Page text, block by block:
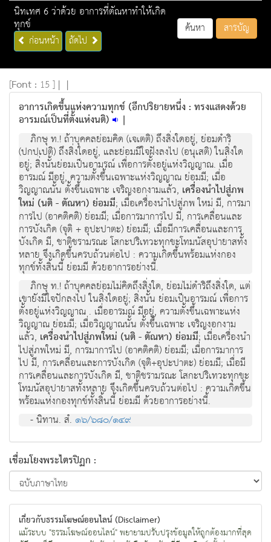
นิทเทศ 6 ว่าด้วย อาการที่ตัณหาทำให้เกิด
ทุกข์
ก่อนหน้า ถัดไป
ค้นหา สารบัญ
[Font : 15 ] | |
อาการเกิดขึ้นแห่งความทุกข์ (อีกปริยายหนึ่ง : ทรงแสดงด้วย
อารมณ์เป็นที่ตั้งแห่งนติ) |
ภิกษุ ท.! ถ้าบุคคลย่อมคิด (เจเตติ) ถึงสิ่งใดอยู่, ย่อมดำริ
(ปกปฺเปติ) ถึงสิ่งใดอยู่, และย่อมมีใจฝังลงไป (อนุเสติ) ในสิ่งใด
อยู่; สิ่งนั้นย่อมเป็นอามรณ์ เพื่อการตั้งอยู่แห่งวิญญาณ. เมื่อ
อารมณ์ มีอยู่, ความตั้งขึ้นเฉพาะแห่งวิญญาณ ย่อมมี; เมื่อ
วิญญาณนั้น ตั้งขึ้นเฉพาะ เจริญงอกงามแล้ว, เครื่องนำไปสู่ภพ
ใหม่ (นติ - ตัณหา) ย่อมมี; เมื่อเครื่องนำไปสู่ภพ ใหม่ มี, การมา
การไป (อาคติคติ) ย่อมมี; เมื่อการมาการไป มี, การเคลื่อนและ
การบังเกิด (จุติ + อุปะปาตะ) ย่อมมี; เมื่อมีการเคลื่อนและการ
บังเกิด มี, ชาติชรามรณะ โสกะปริเทวะทุกขะโทมนัสอุปายาสทั้ง
หลาย จึงเกิดขึ้นครบถ้วนต่อไป : ความเกิดขึ้นพร้อมแห่งกอง
ทุกข์ทั้งสิ้นนี้ ย่อมมี ด้วยอาการอย่างนี้.
ภิกษุ ท.! ถ้าบุคคลย่อมไม่คิดถึงสิ่งใด, ย่อมไม่ดำริถึงสิ่งใด, แต่
เขายังมีใจปักลงไป ในสิ่งใดอยู่; สิ่งนั้น ย่อมเป็นอารมณ์ เพื่อการ
ตั้งอยู่แห่งวิญญาณ . เมื่ออารมณ์ มีอยู่, ความตั้งขึ้นเฉพาะแห่ง
วิญญาณ ย่อมมี; เมื่อวิญญาณนั้น ตั้งขึ้นเฉพาะ เจริญงอกงาม
แล้ว, เครื่องนำไปสู่ภพใหม่ (นติ - ตัณหา) ย่อมมี; เมื่อเครื่องนำ
ไปสู่ภพใหม่ มี, การมาการไป (อาคติคติ) ย่อมมี; เมื่อการมาการ
ไป มี, การเคลื่อนและการบังเกิด (จุติ+อุปะปาตะ) ย่อมมี; เมื่อมี
การเคลื่อนและการบังเกิด มี, ชาติชรามรณะ โสกะปริเทวะทุกขะ
โทมนัสอุปายาสทั้งหลาย จึงเกิดขึ้นครบถ้วนต่อไป : ความเกิดขึ้น
พร้อมแห่งกองทุกข์ทั้งสิ้นนี้ ย่อมมี ด้วยอาการอย่างนี้.
- นิทาน. สํ.๑๖/๖๘๐/๑๔๙
เชื่อมโยงพระไตรปิฏก :
เกี่ยวกับธรรมโฆษณ์ออนไลน์ (Disclaimer)
แม้ระบบ "ธรรมโฆษณ์ออนไลน์" พยายามปรับปรุงข้อมูลให้ถูกต้องมากที่สุด